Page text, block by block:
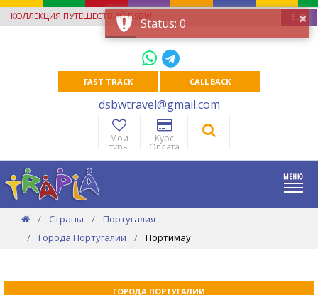
КОЛЛЕКЦИЯ ПУТЕШЕСТВИЙ DSBW EUR
FAST TRACK CALL BACK
dsbwtravel@gmail.com
Мои
туры
Курс
Оплата
Страны
Португалия
Города Португалии
Портимау
ГОРОДА ПОРТУГАЛИИ
×
Status: 0